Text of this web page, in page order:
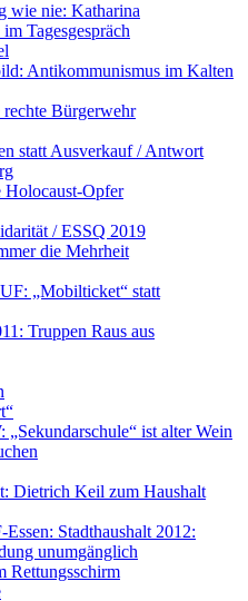
wie nie: Katharina
Tagesgespräch
Antikommunismus im Kalten
Bürgerwehr
statt Ausverkauf / Antwort
Holocaust-Opfer
/ ESSQ 2019
die Mehrheit
„Mobilticket“ statt
Truppen Raus aus
ist alter Wein
Dietrich Keil zum Haushalt
Stadthaushalt 2012:
unumgänglich
Rettungsschirm